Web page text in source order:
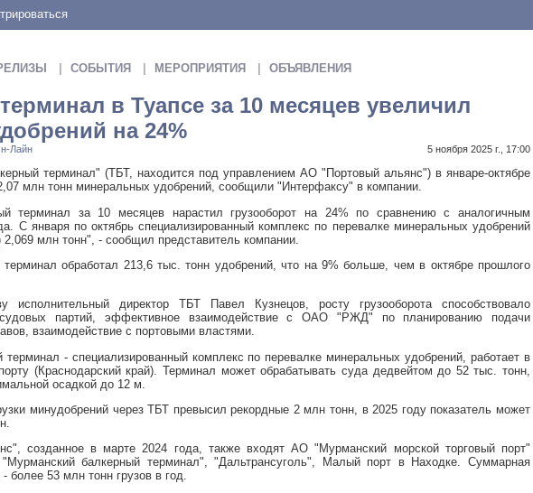
СОБЫТИЯ МЕРОПРИЯТИЯ ОБЪЯВЛЕНИЯ
в Туапсе за 10 месяцев увеличил
на 24%
Лайн 5 ноября 2025 г., 17:00
терминал" (ТБТ, находится под управлением АО "Портовый альянс") в январе-октябре
млн тонн минеральных удобрений, сообщили "Интерфаксу" в компании.
терминал за 10 месяцев нарастил грузооборот на 24% по сравнению с аналогичным
С января по октябрь специализированный комплекс по перевалке минеральных удобрений
млн тонн", - сообщил представитель компании.
обработал 213,6 тыс. тонн удобрений, что на 9% больше, чем в октябре прошлого
исполнительный директор ТБТ Павел Кузнецов, росту грузооборота способствовало
партий, эффективное взаимодействие с ОАО "РЖД" по планированию подачи
взаимодействие с портовыми властями.
терминал - специализированный комплекс по перевалке минеральных удобрений, работает в
(Краснодарский край). Терминал может обрабатывать суда дедвейтом до 52 тыс. тонн,
осадкой до 12 м.
минудобрений через ТБТ превысил рекордные 2 млн тонн, в 2025 году показатель может
созданное в марте 2024 года, также входят АО "Мурманский морской торговый порт"
балкерный терминал", "Дальтрансуголь", Малый порт в Находке. Суммарная
более 53 млн тонн грузов в год.